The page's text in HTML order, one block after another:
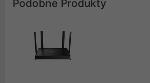
Podobne Produkty